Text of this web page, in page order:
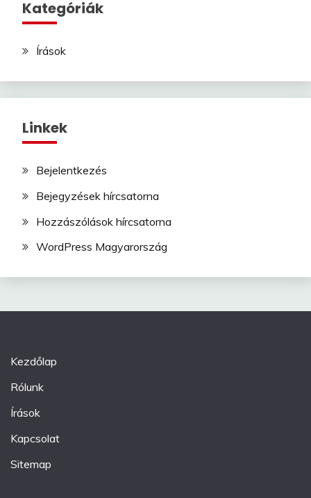
Kategóriák
Írások
Linkek
Bejelentkezés
Bejegyzések hírcsatorna
Hozzászólások hírcsatorna
WordPress Magyarország
Kezdőlap
Rólunk
Írások
Kapcsolat
Sitemap